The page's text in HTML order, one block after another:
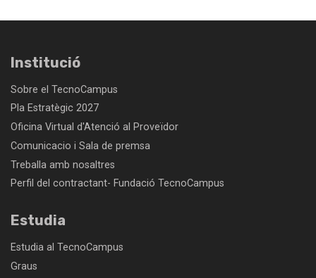
Institució
Sobre el TecnoCampus
Pla Estratègic 2027
Oficina Virtual d'Atenció al Proveïdor
Comunicacio i Sala de premsa
Treballa amb nosaltres
Perfil del contractant- Fundació TecnoCampus
Estudia
Estudia al TecnoCampus
Graus